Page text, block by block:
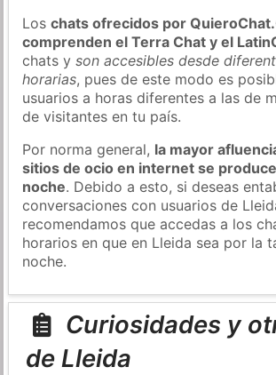
Loschats ofrecidos por
comprenden el Terra Chat y el
chats yson accesibles desde
horarias, pues de este modo es
usuarios a horas diferentes a las de
de visitantes en tu país.
Por norma general, la mayor
sitios de ocio en internet se
noche. Debido a esto, si deseas
conversaciones con usuarios de
recomendamos que accedas a los
horarios en que en Lleida sea por la
noche.
Curiosidades y
de Lleida